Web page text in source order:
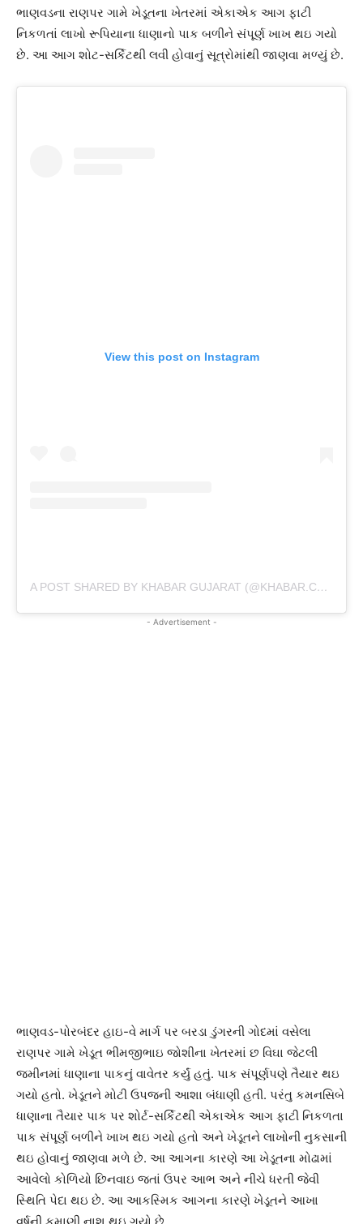
ભાણવડના રાણપર ગામે ખેડૂતના ખેતરમાં એકાએક આગ ફાટી
નિકળતાં લાખો રૂપિયાના ધાણાનો પાક બળીને સંપૂર્ણ ખાખ થઇ ગયો
છે. આ આગ શોટ-સર્કિટથી લવી હોવાનું સૂત્રોમાંથી જાણવા મળ્યું છે.
View this post on Instagram
A POST SHARED BY KHABAR GUJARAT (@KHABAR.COMMUNICATION)
- Advertisement -
ભાણવડ-પોરબંદર હાઇ-વે માર્ગ પર બરડા ડુંગરની ગોદમાં વસેલા
રાણપર ગામે ખેડૂત ભીમજીભાઇ જોશીના ખેતરમાં છ વિઘા જેટલી
જમીનમાં ધાણાના પાકનું વાવેતર કર્યું હતું. પાક સંપૂર્ણપણે તૈયાર થઇ
ગયો હતો. ખેડૂતને મોટી ઉપજની આશા બંધાણી હતી. પરંતુ કમનસિબે
ધાણાના તૈયાર પાક પર શોર્ટ-સર્કિટથી એકાએક આગ ફાટી નિકળતા
પાક સંપૂર્ણ બળીને ખાખ થઇ ગયો હતો અને ખેડૂતને લાખોની નુકસાની
થઇ હોવાનું જાણવા મળે છે. આ આગના કારણે આ ખેડૂતના મોઢામાં
આવેલો કોળિયો છિનવાઇ જતાં ઉપર આભ અને નીચે ધરતી જેવી
સ્થિતિ પેદા થઇ છે. આ આકસ્મિક આગના કારણે ખેડૂતને આખા